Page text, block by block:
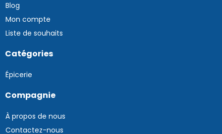
Blog
Mon compte
Liste de souhaits
Catégories
Épicerie
Compagnie
À propos de nous
Contactez-nous